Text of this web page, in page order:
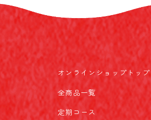
オンラインショップトップ
全商品一覧
定期コース